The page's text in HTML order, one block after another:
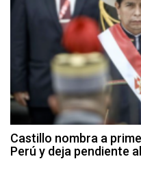
Castillo nombra a
Perú y deja pendiente